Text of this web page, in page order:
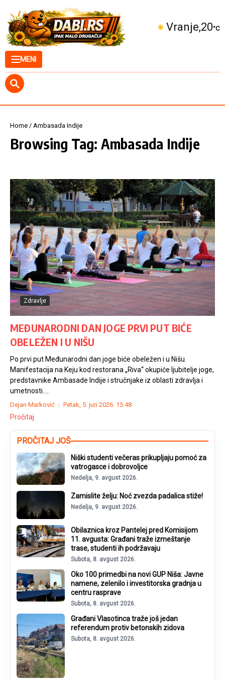
MENI
Vranje 20°C
Home / Ambasada Indije
Browsing Tag: Ambasada Indije
Zdravlje
MEĐUNARODNI DAN JOGE PRVI PUT BIĆE
OBELEŽEN I U NIŠU
Po prvi put Međunarodni dan joge biće obeležen i u Nišu.
Manifestacija na Keju kod restorana „Riva“ okupiće ljubitelje joge,
predstavnike Ambasade Indije i stručnjake iz oblasti zdravlja i
umetnosti....
Dejan Marković Petak, 5. jun 2026. 15:48
Pročitaj
PROČITAJ JOŠ
Niški studenti večeras prikupljaju pomoć za
vatrogasce i dobrovoljce
Nedelja, 9. avgust 2026.
Zamislite želju: Noć zvezda padalica stiže!
Nedelja, 9. avgust 2026.
Obilaznica kroz Pantelej pred Komisijom
11. avgusta: Građani traže izmeštanje
trase, studenti ih podržavaju
Subota, 8. avgust 2026.
Oko 100 primedbi na novi GUP Niša: Javne
namene, zelenilo i investitorska gradnja u
centru rasprave
Subota, 8. avgust 2026.
Građani Vlasotinca traže još jedan
referendum protiv betonskih zidova
Subota, 8. avgust 2026.